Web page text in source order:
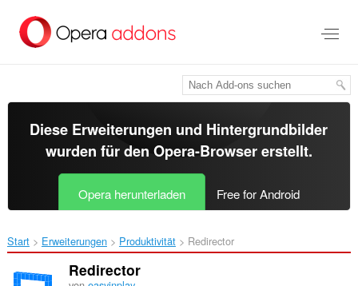
Hauptinhalt
springen
Diese Erweiterungen und Hintergrundbilder
wurden für den Opera-Browsererstellt.
Opera herunterladen Free for Android
Start Erweiterungen Produktivität Redirector‎
Redirector